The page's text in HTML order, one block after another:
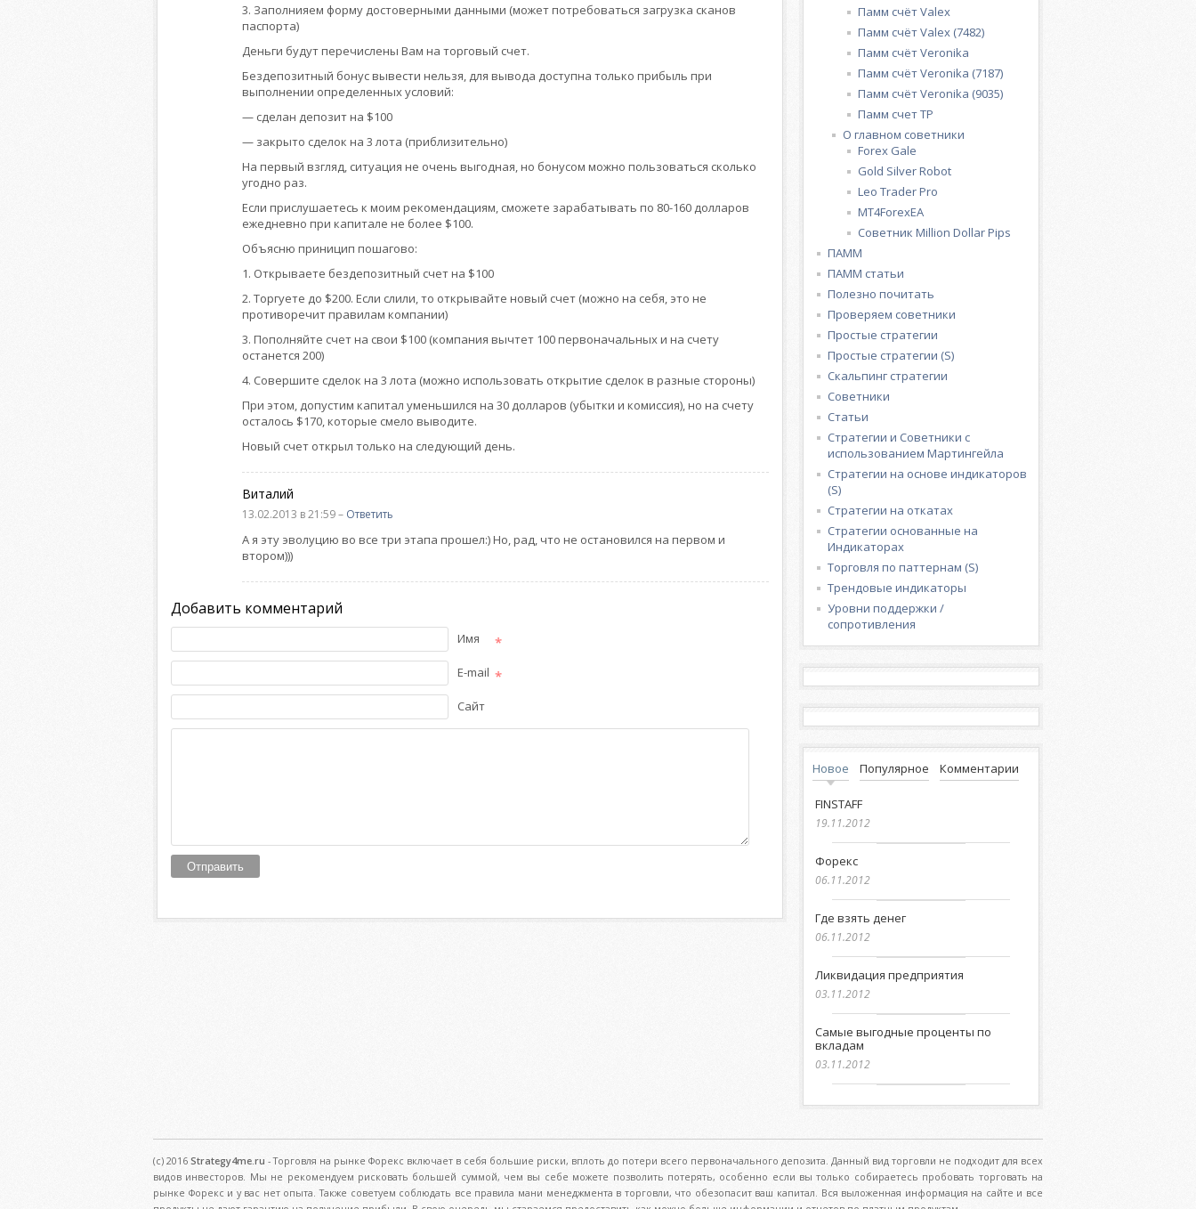
3. Заполнияем форму достоверными данными (может потребоваться загрузка сканов
паспорта)
Деньги будут перечислены Вам на торговый счет.
Бездепозитный бонус вывести нельзя, для вывода доступна только прибыль при
выполнении определенных условий:
— сделан депозит на $100
— закрыто сделок на 3 лота (приблизительно)
На первый взгляд, ситуация не очень выгодная, но бонусом можно пользоваться сколько
угодно раз.
Если прислушаетесь к моим рекомендациям, сможете зарабатывать по 80-160 долларов
ежедневно при капитале не более $100.
Объясню приницип пошагово:
1. Открываете бездепозитный счет на $100
2. Торгуете до $200. Если слили, то открывайте новый счет (можно на себя, это не
противоречит правилам компании)
3. Пополняйте счет на свои $100 (компания вычтет 100 первоначальных и на счету
останется 200)
4. Совершите сделок на 3 лота (можно использовать открытие сделок в разные стороны)
При этом, допустим капитал уменьшился на 30 долларов (убытки и комиссия), но на счету
осталось $170, которые смело выводите.
Новый счет открыл только на следующий день.
Виталий
13.02.2013 в 21:59 – Ответить
А я эту эволуцию во все три этапа прошел:) Но, рад, что не остановился на первом и
втором)))
Добавить комментарий
Имя *
E-mail *
Сайт
Памм счёт Valex
Памм счёт Valex (7482)
Памм счёт Veronika
Памм счёт Veronika (7187)
Памм счёт Veronika (9035)
Памм счет ТР
О главном советники
Forex Gale
Gold Silver Robot
Leo Trader Pro
MT4ForexEA
Советник Million Dollar Pips
ПАММ
ПАММ статьи
Полезно почитать
Проверяем советники
Простые стратегии
Простые стратегии (S)
Скальпинг стратегии
Советники
Статьи
Стратегии и Советники с
использованием Мартингейла
Стратегии на основе индикаторов
(S)
Стратегии на откатах
Стратегии основанные на
Индикаторах
Торговля по паттернам (S)
Трендовые индикаторы
Уровни поддержки /
сопротивления
Новое Популярное Комментарии
FINSTAFF
19.11.2012
Форекс
06.11.2012
Где взять денег
06.11.2012
Ликвидация предприятия
03.11.2012
Самые выгодные проценты по
вкладам
03.11.2012
(c) 2016 Strategy4me.ru - Торговля на рынке Форекс включает в себя большие риски, вплоть до потери всего первоначального депозита. Данный вид торговли не подходит для всех
видов инвесторов. Мы не рекомендуем рисковать большей суммой, чем вы себе можете позволить потерять, особенно если вы только собираетесь пробовать торговать на
рынке Форекс и у вас нет опыта. Также советуем соблюдать все правила мани менеджмента в торговли, что обезопасит ваш капитал. Вся выложенная информация на сайте и все